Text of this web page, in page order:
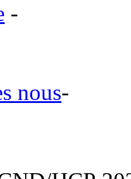
-
nous-